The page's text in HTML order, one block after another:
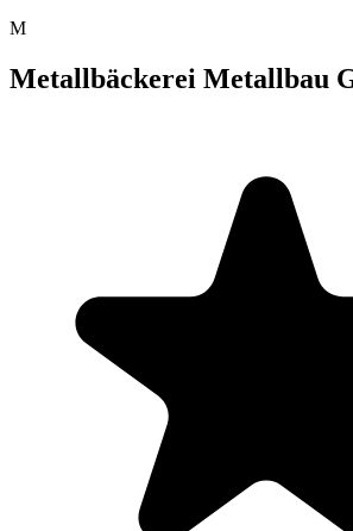
M
Metallbäckerei Metallbau